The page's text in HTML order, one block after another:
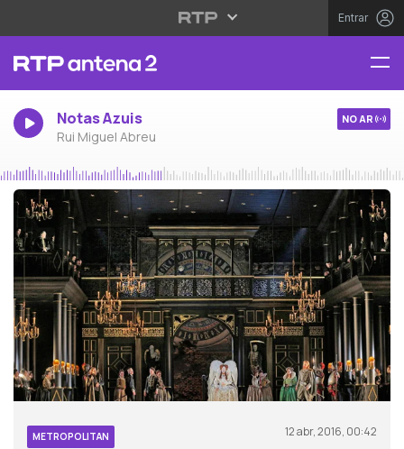
Entrar
Notas Azuis
Rui Miguel Abreu
NO AR
METROPOLITAN 12 abr, 2016, 00:42